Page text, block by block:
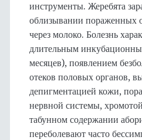
инструменты. Жеребята
облизывании пораженных
через молоко. Болезнь
длительным
месяцев), появлением
отеков половых органов,
депигментацией кожи,
нервной системы,
табунном содержании
переболевают часто